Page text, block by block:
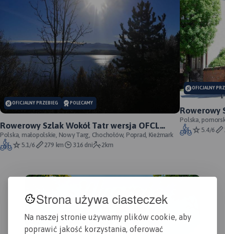
Strona używa ciasteczek
Na naszej stronie używamy plików cookie, aby
poprawić jakość korzystania, oferować
MAPA TURYSTYCZNA W
APLIKACJI TRASEO
Plan Świętochłowic – skala
1: 9 000 ze spisem ulic. Plan
planie zaznaczono między
innymi rodzaje nawierzchni
dróg, szkoły, numeracje
MAPA TURYSTYCZNA W
APLIKACJI TRASEO
OFICJALNY PRZEBIEG POLECAMY
Rowerowy Szlak Wokół Tatr wersja OFCL
(oficjalna) - oficjalny przebieg
Polska, małopolskie, Nowy Targ, Chochołów, Poprad, Kieżmark
5.1/6
279 km 316 dni 2km
OFICJALNY
Rowerowy
przebieg
Polska,
5.4/6